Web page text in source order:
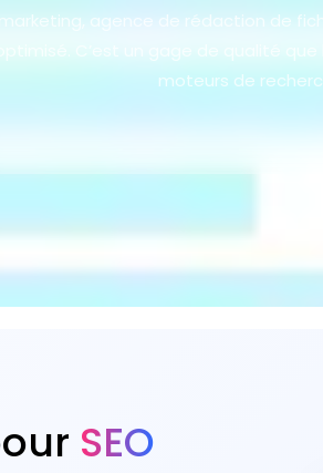
agence de rédaction de
C’est un gage de qualité
moteurs de
SEO